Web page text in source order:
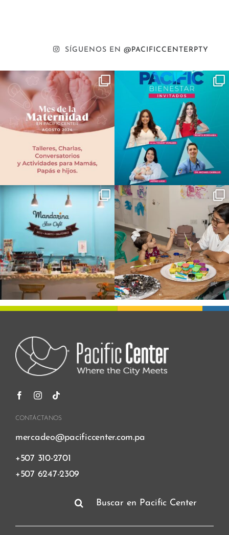
SÍGUENOS EN@PACIFICCENTERPTY
CONTÁCTANOS
mercadeo@pacificcenter.com.pa
+507 310-2701
+507 6247-2309